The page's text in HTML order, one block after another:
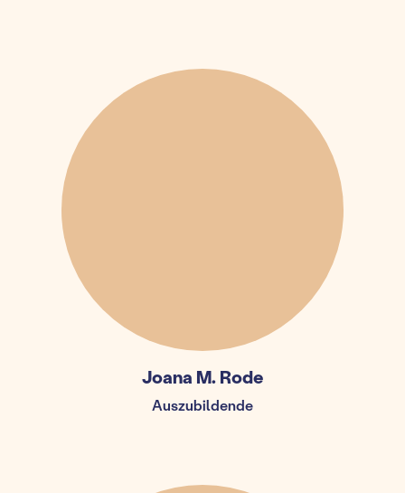
Joana M. Rode
Auszubildende